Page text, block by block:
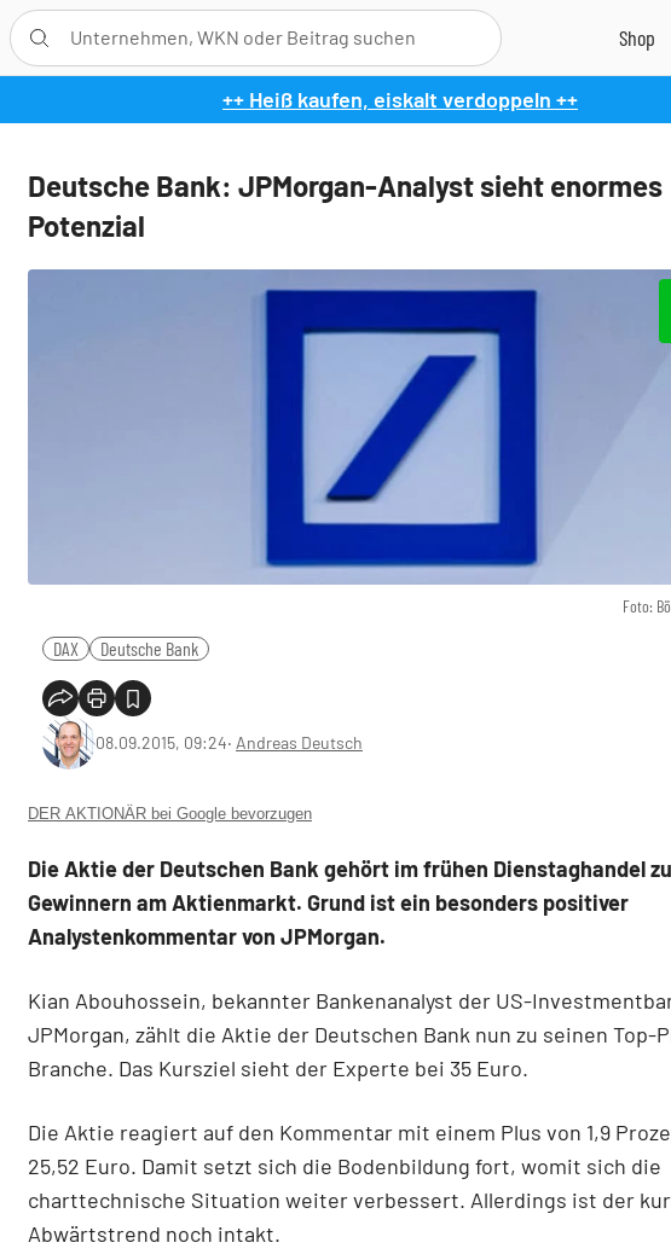
++ Heiß kaufen, eiskalt verdoppeln ++
Deutsche Bank: JPMorgan-Analyst sieht enormes
Potenzial
Foto:
DAX Deutsche Bank
08.09.2015, 09:24‧ Andreas Deutsch
DER AKTIONÄR bei Google bevorzugen
Die Aktie der Deutschen Bank gehört im frühen Dienstaghandel
Gewinnern am Aktienmarkt. Grund ist ein besonders positiver
Analystenkommentar von JPMorgan.
Kian Abouhossein, bekannter Bankenanalyst der US-
JPMorgan, zählt die Aktie der Deutschen Bank nun zu seinen Top-
Branche. Das Kursziel sieht der Experte bei 35 Euro.
Die Aktie reagiert auf den Kommentar mit einem Plus von 1,9
25,52 Euro. Damit setzt sich die Bodenbildung fort, womit sich die
charttechnische Situation weiter verbessert. Allerdings ist der
Abwärtstrend noch intakt.